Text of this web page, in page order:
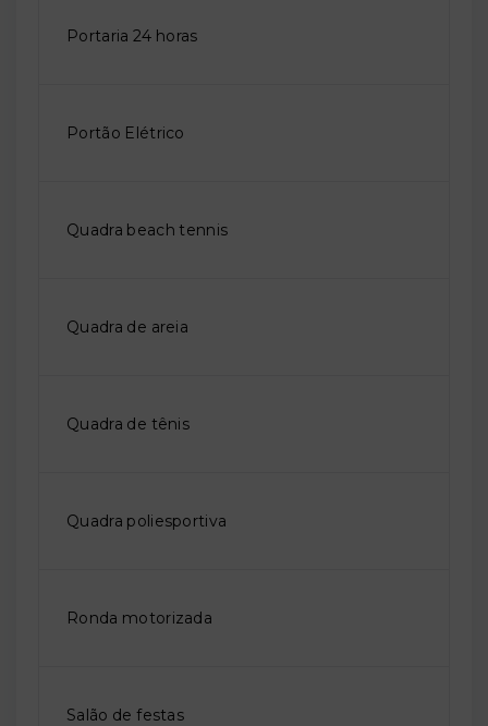
Portaria 24 horas
Portão Elétrico
Quadra beach tennis
Quadra de areia
Quadra de tênis
Quadra poliesportiva
Ronda motorizada
Salão de festas